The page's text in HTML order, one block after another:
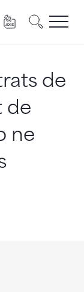
benötigt.
de
de
ne